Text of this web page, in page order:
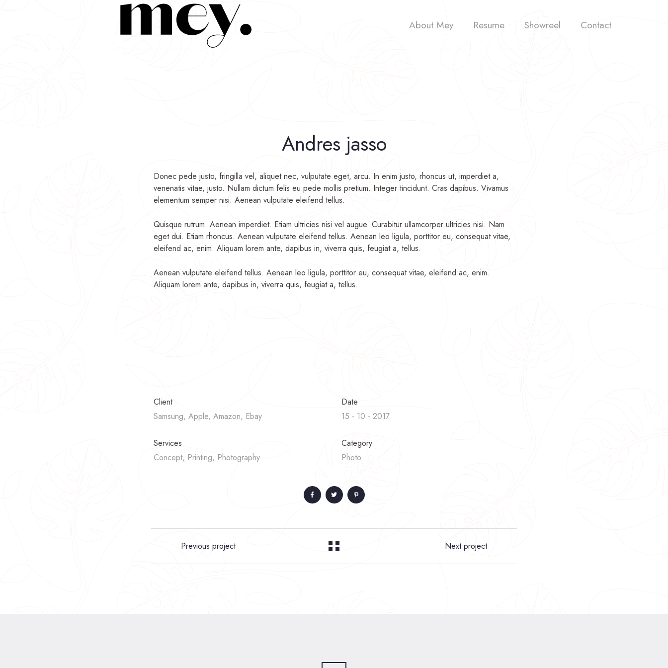
About Mey Resume Showreel Contact
Andres jasso
Donec pede justo, fringilla vel, aliquet nec, vulputate eget, arcu. In enim justo, rhoncus ut, imperdiet a,
venenatis vitae, justo. Nullam dictum felis eu pede mollis pretium. Integer tincidunt. Cras dapibus. Vivamus
elementum semper nisi. Aenean vulputate eleifend tellus.
Quisque rutrum. Aenean imperdiet. Etiam ultricies nisi vel augue. Curabitur ullamcorper ultricies nisi. Nam
eget dui. Etiam rhoncus. Aenean vulputate eleifend tellus. Aenean leo ligula, porttitor eu, consequat vitae,
eleifend ac, enim. Aliquam lorem ante, dapibus in, viverra quis, feugiat a, tellus.
Aenean vulputate eleifend tellus. Aenean leo ligula, porttitor eu, consequat vitae, eleifend ac, enim.
Aliquam lorem ante, dapibus in, viverra quis, feugiat a, tellus.
Client
Samsung, Apple, Amazon, Ebay
Services
Concept, Printing, Photography
Date
15 - 10 - 2017
Category
Photo
Previous project Next project